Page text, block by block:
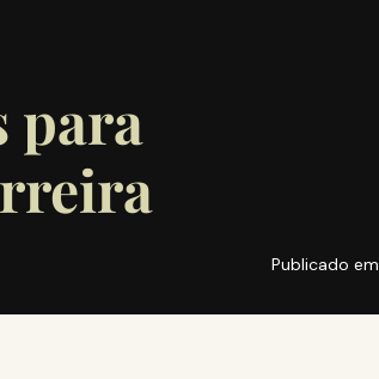
para
Publicado em